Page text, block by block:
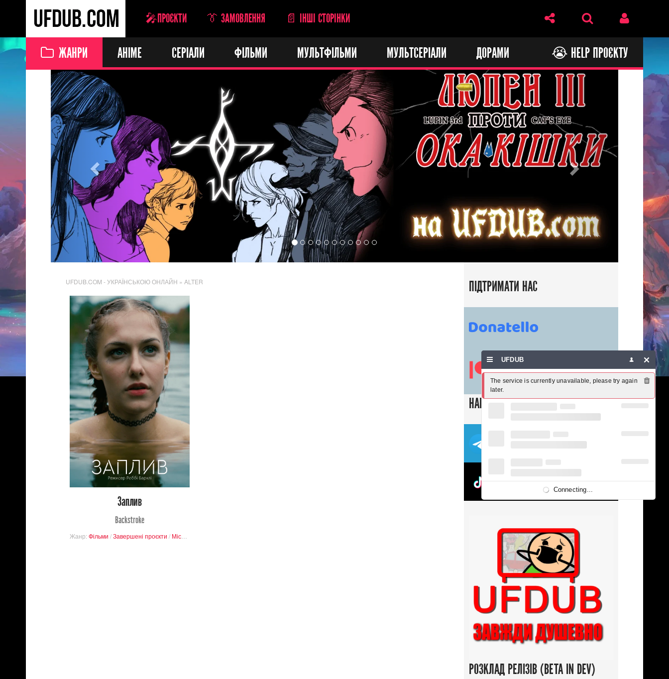
🎤ПРОЄКТИ 👔 ЗАМОВЛЕННЯ 📄 ІНШІ СТОРІНКИ
ЖАНРИ АНІМЕ СЕРІАЛИ ФІЛЬМИ МУЛЬТФІЛЬМИ МУЛЬТСЕРІАЛИ ДОРАМИ 😭 HELP ПРОЄКТУ
Previous Next
UFDUB.COM - УКРАЇНСЬКОЮ ОНЛАЙН » ALTER
16 748
Переглядів
0
Заплив
Backstroke
Жанр: Фільми /Завершені проєкти / Містика
ПІДТРИМАТИ НАС
НАШІ СОЦ. МЕРЕЖІ
UFDUBTOK
РОЗКЛАД РЕЛІЗІВ (BETA IN DEV)
UFDUB
The service is currently unavailable, please try again
later.
Connecting...